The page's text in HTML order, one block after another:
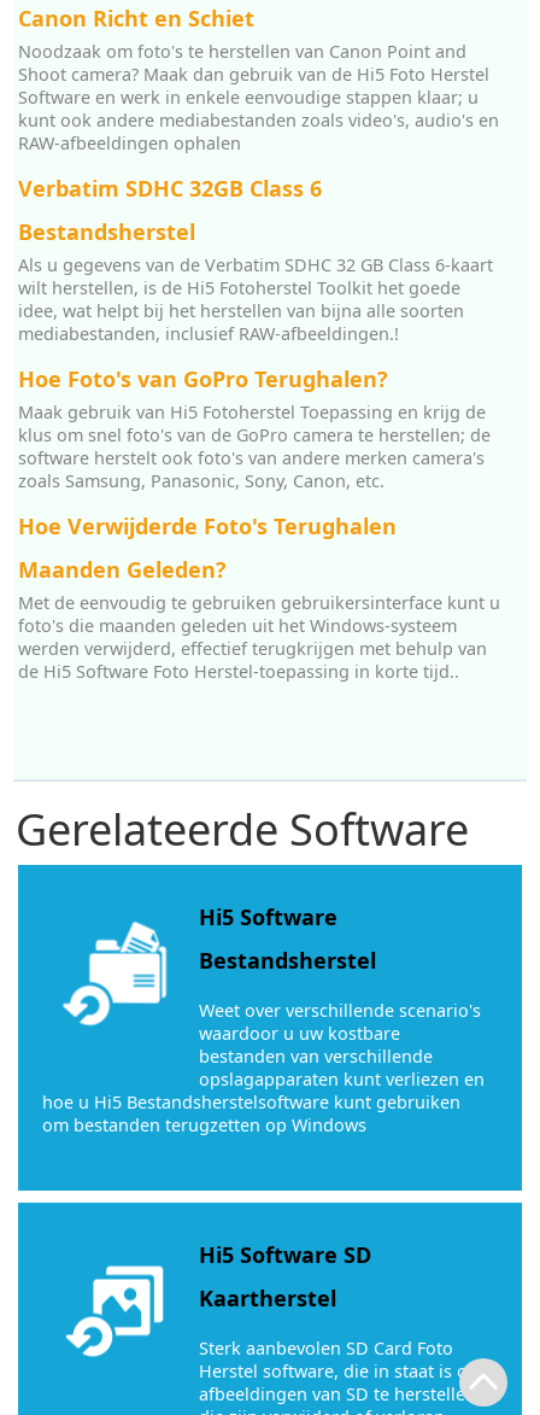
Canon Richt en Schiet
Noodzaak om foto's te herstellen van Canon Point and
Shoot camera? Maak dan gebruik van de Hi5 Foto Herstel
Software en werk in enkele eenvoudige stappen klaar; u
kunt ook andere mediabestanden zoals video's, audio's en
RAW-afbeeldingen ophalen
Verbatim SDHC 32GB Class 6
Bestandsherstel
Als u gegevens van de Verbatim SDHC 32 GB Class 6-kaart
wilt herstellen, is de Hi5 Fotoherstel Toolkit het goede
idee, wat helpt bij het herstellen van bijna alle soorten
mediabestanden, inclusief RAW-afbeeldingen.!
Hoe Foto's van GoPro Terughalen?
Maak gebruik van Hi5 Fotoherstel Toepassing en krijg de
klus om snel foto's van de GoPro camera te herstellen; de
software herstelt ook foto's van andere merken camera's
zoals Samsung, Panasonic, Sony, Canon, etc.
Hoe Verwijderde Foto's Terughalen
Maanden Geleden?
Met de eenvoudig te gebruiken gebruikersinterface kunt u
foto's die maanden geleden uit het Windows-systeem
werden verwijderd, effectief terugkrijgen met behulp van
de Hi5 Software Foto Herstel-toepassing in korte tijd..
Gerelateerde Software
Hi5 Software
Bestandsherstel
Weet over verschillende scenario's
waardoor u uw kostbare
bestanden van verschillende
opslagapparaten kunt verliezen en
hoe u Hi5 Bestandsherstelsoftware kunt gebruiken
om bestanden terugzetten op Windows
Hi5 Software SD
Kaartherstel
Sterk aanbevolen SD Card Foto
Herstel software, die in staat is om
afbeeldingen van SD te herstellen